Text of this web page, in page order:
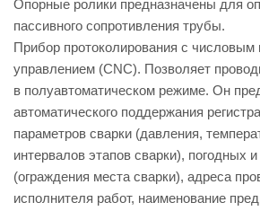
Опорные ролики предназначены для
пассивного сопротивления трубы.
Прибор протоколирования с
управлением (CNC). Позволяет
в полуавтоматическом режиме. Он
автоматического поддержания
параметров сварки (давления,
интервалов этапов сварки), погодных
(ограждения места сварки), адреса
исполнителя работ, наименование